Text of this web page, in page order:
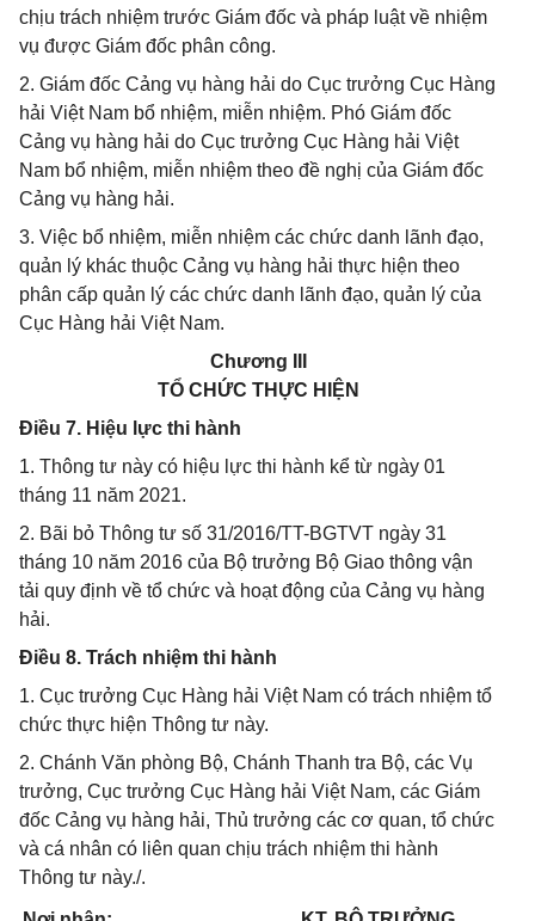
chịu trách nhiệm trước Giám đốc và pháp luật về nhiệm
vụ được Giám đốc phân công.
2. Giám đốc Cảng vụ hàng hải do Cục trưởng Cục Hàng
hải Việt Nam bổ nhiệm, miễn nhiệm. Phó Giám đốc
Cảng vụ hàng hải do Cục trưởng Cục Hàng hải Việt
Nam bổ nhiệm, miễn nhiệm theo đề nghị của Giám đốc
Cảng vụ hàng hải.
3. Việc bổ nhiệm, miễn nhiệm các chức danh lãnh đạo,
quản lý khác thuộc Cảng vụ hàng hải thực hiện theo
phân cấp quản lý các chức danh lãnh đạo, quản lý của
Cục Hàng hải Việt Nam.
Chương III
TỔ CHỨC THỰC HIỆN
Điều 7. Hiệu lực thi hành
1. Thông tư này có hiệu lực thi hành kể từ ngày 01
tháng 11 năm 2021.
2. Bãi bỏ Thông tư số 31/2016/TT-BGTVT ngày 31
tháng 10 năm 2016 của Bộ trưởng Bộ Giao thông vận
tải quy định về tổ chức và hoạt động của Cảng vụ hàng
hải.
Điều 8. Trách nhiệm thi hành
1. Cục trưởng Cục Hàng hải Việt Nam có trách nhiệm tổ
chức thực hiện Thông tư này.
2. Chánh Văn phòng Bộ, Chánh Thanh tra Bộ, các Vụ
trưởng, Cục trưởng Cục Hàng hải Việt Nam, các Giám
đốc Cảng vụ hàng hải, Thủ trưởng các cơ quan, tổ chức
và cá nhân có liên quan chịu trách nhiệm thi hành
Thông tư này./.